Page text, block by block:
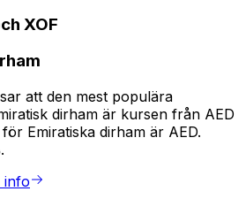
XOF
att den mest populära
dirham är kursen från AED
Emiratiska dirham är AED.
Valutasymbolen är د.إ.
info